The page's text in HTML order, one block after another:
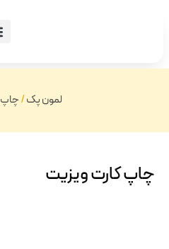
لمون پک/
چاپ کارت ویزیت